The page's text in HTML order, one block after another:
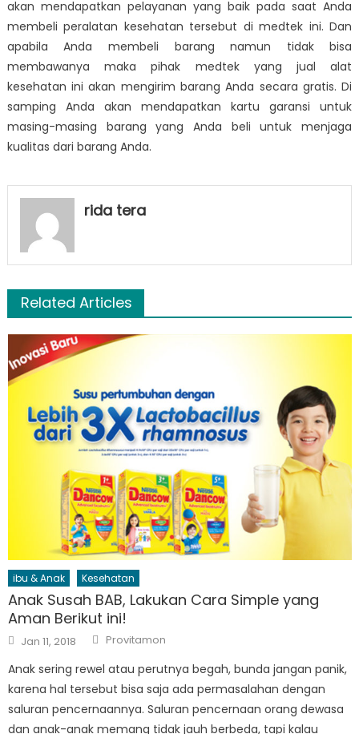
akan mendapatkan pelayanan yang baik pada saat Anda
membeli peralatan kesehatan tersebut di medtek ini. Dan
apabila Anda membeli barang namun tidak bisa
membawanya maka pihak medtek yang jual alat
kesehatan ini akan mengirim barang Anda secara gratis. Di
samping Anda akan mendapatkan kartu garansi untuk
masing-masing barang yang Anda beli untuk menjaga
kualitas dari barang Anda.
rida tera
Related Articles
ibu & Anak Kesehatan
Anak Susah BAB, Lakukan Cara Simple yang
Aman Berikut ini!
Posted
on
Jan 11, 2018 Author
Provitamon
Anak sering rewel atau perutnya begah, bunda jangan panik,
karena hal tersebut bisa saja ada permasalahan dengan
saluran pencernaannya. Saluran pencernaan orang dewasa
dan anak-anak memang tidak jauh berbeda, tapi kalau